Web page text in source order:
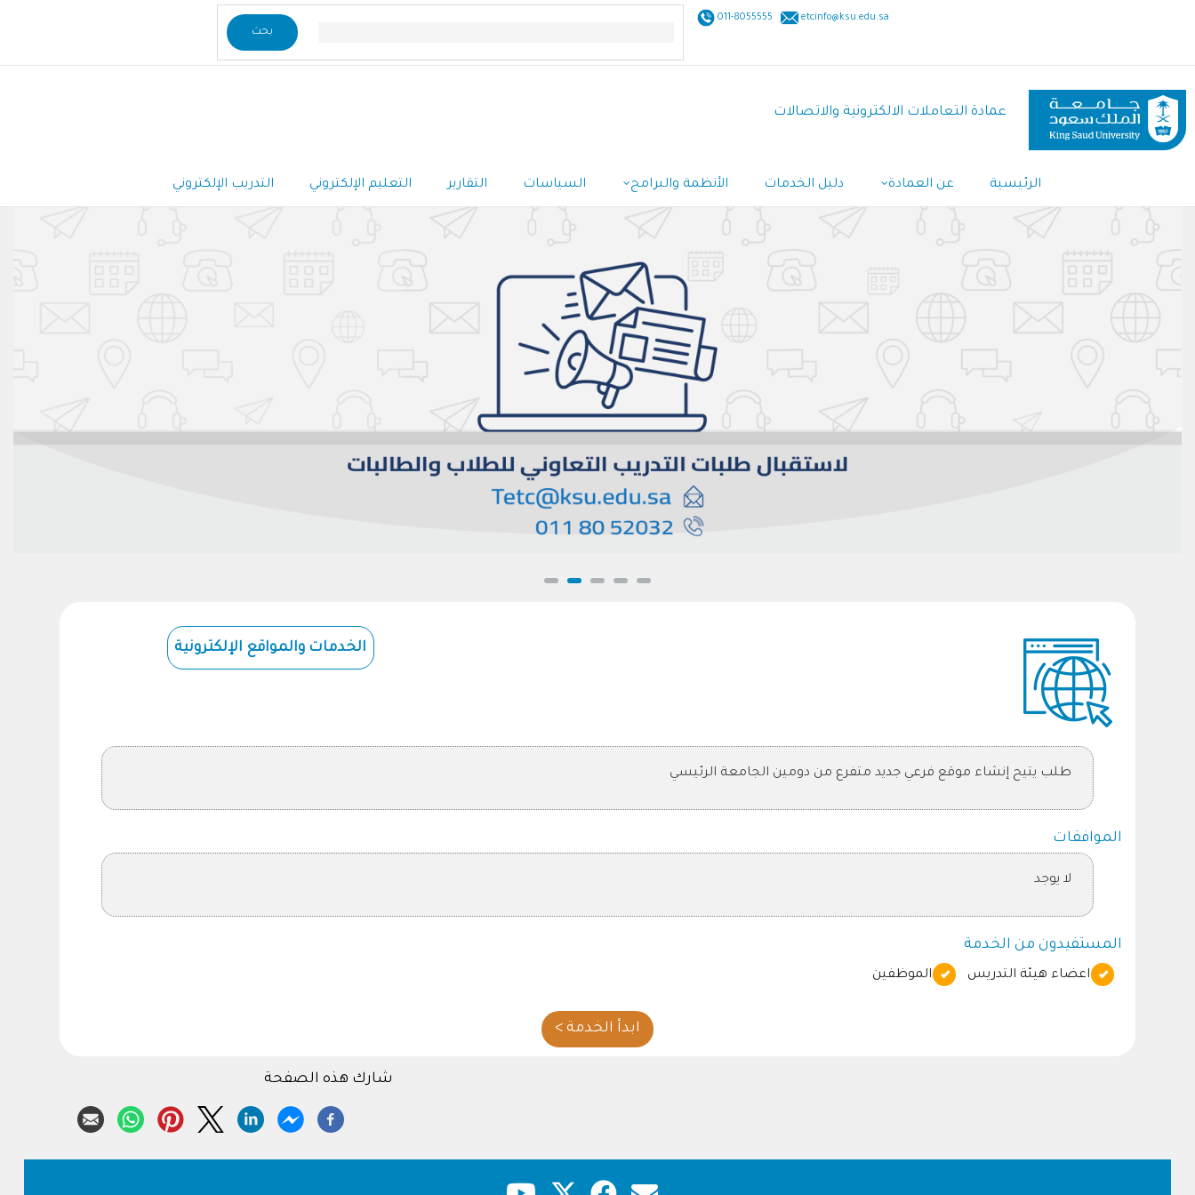
011-8055555 etcinfo@ksu.edu.sa
عمادة التعاملات الالكترونية والاتصالات
الرئيسية عن العمادة دليل الخدمات الأنظمة والبرامج السياسات التقارير التعليم الإلكتروني التدريب الإلكتروني
الخدمات والمواقع الإلكترونية
طلب يتيح إنشاء موقع فرعي جديد متفرع من دومين الجامعة الرئيسي
الموافقات
لا يوجد
المستفيدون من الخدمة
اعضاء هيئة التدريس الموظفين
ابدأ الخدمة >
شارك هذه الصفحة